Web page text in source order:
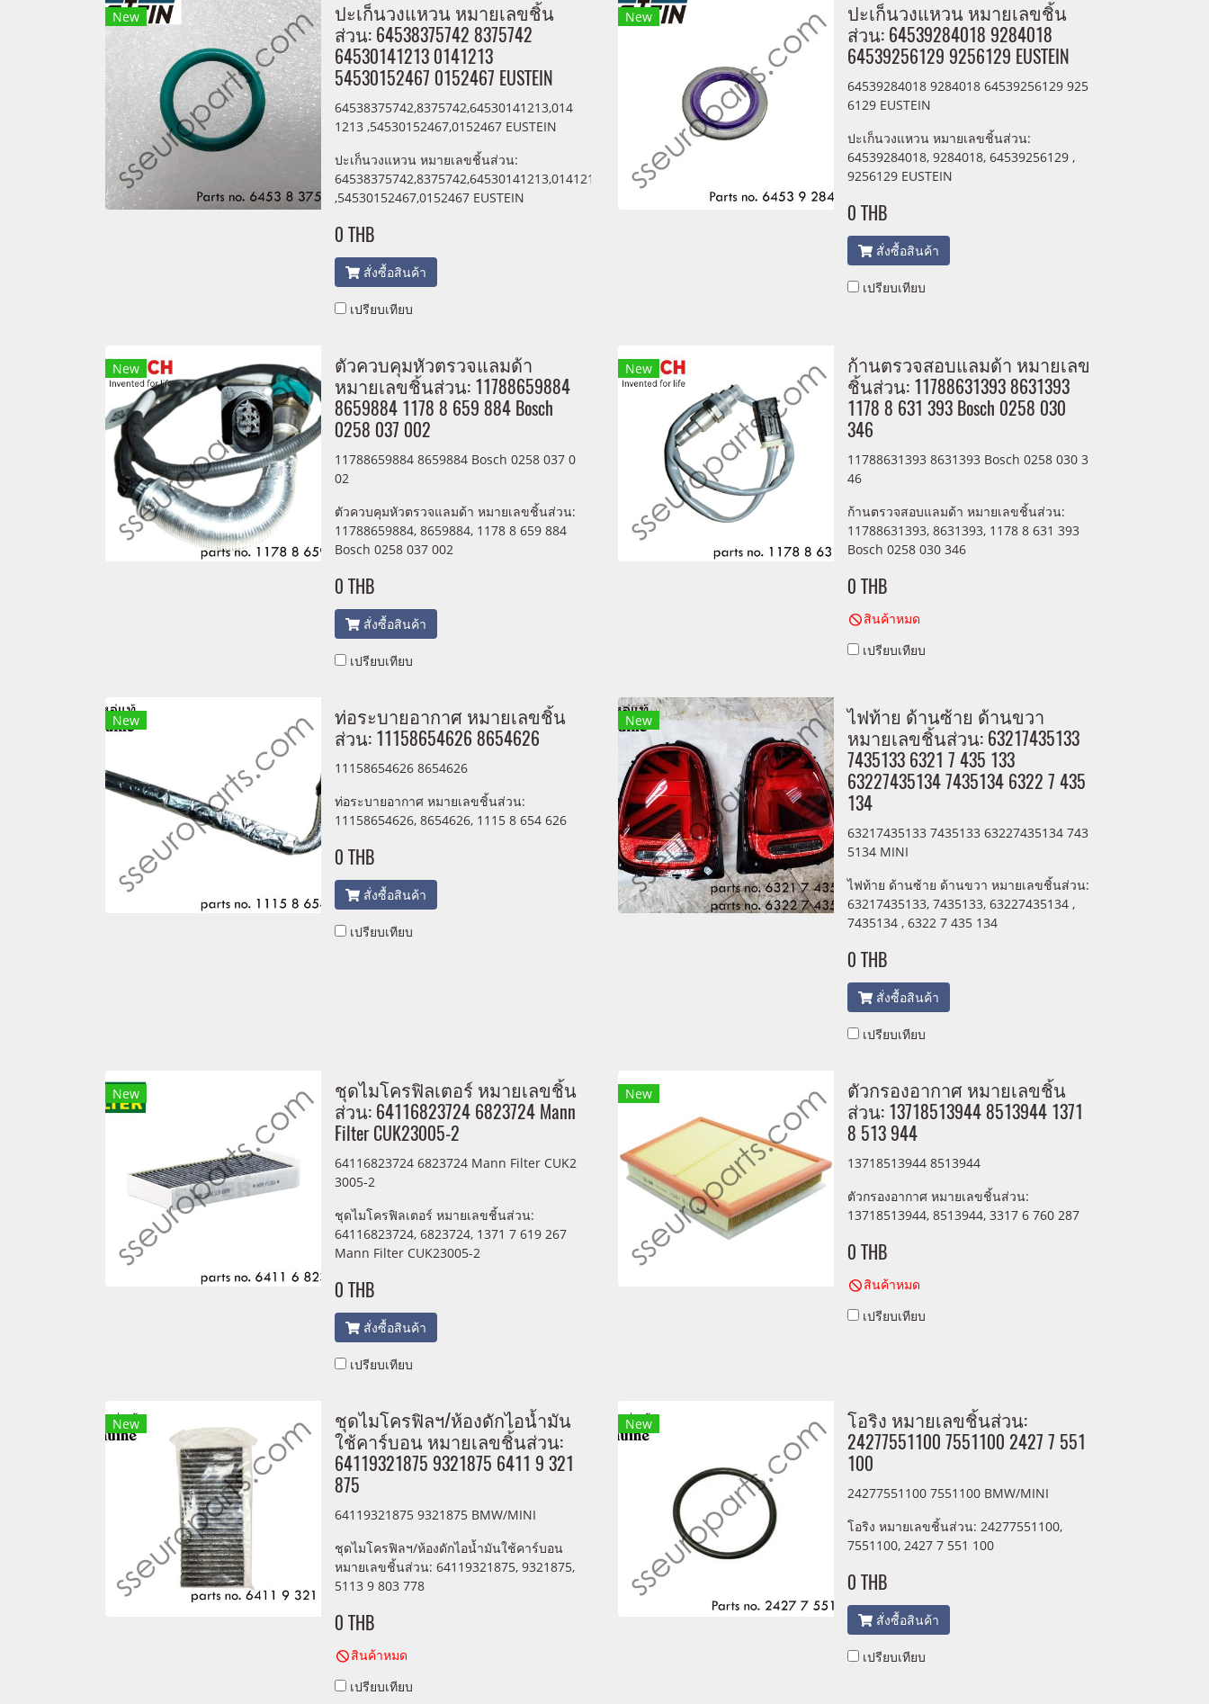
New
ปะเก็นวงแหวน หมายเลขชิ้น
ส่วน: 64538375742 8375742
64530141213 0141213
54530152467 0152467 EUSTEIN
64538375742,8375742,64530141213,014
1213 ,54530152467,0152467 EUSTEIN
ปะเก็นวงแหวน หมายเลขชิ้นส่วน:
64538375742,8375742,64530141213,0141213
,54530152467,0152467 EUSTEIN
0 THB
สั่งซื้อสินค้า
เปรียบเทียบ
New
ปะเก็นวงแหวน หมายเลขชิ้น
ส่วน: 64539284018 9284018
64539256129 9256129 EUSTEIN
64539284018 9284018 64539256129 925
6129 EUSTEIN
ปะเก็นวงแหวน หมายเลขชิ้นส่วน:
64539284018, 9284018, 64539256129 ,
9256129 EUSTEIN
0 THB
สั่งซื้อสินค้า
เปรียบเทียบ
New
ตัวควบคุมหัวตรวจแลมด้า
หมายเลขชิ้นส่วน: 11788659884
8659884 1178 8 659 884 Bosch
0258 037 002
11788659884 8659884 Bosch 0258 037 0
02
ตัวควบคุมหัวตรวจแลมด้า หมายเลขชิ้นส่วน:
11788659884, 8659884, 1178 8 659 884
Bosch 0258 037 002
0 THB
สั่งซื้อสินค้า
เปรียบเทียบ
New
ก้านตรวจสอบแลมด้า หมายเลข
ชิ้นส่วน: 11788631393 8631393
1178 8 631 393 Bosch 0258 030
346
11788631393 8631393 Bosch 0258 030 3
46
ก้านตรวจสอบแลมด้า หมายเลขชิ้นส่วน:
11788631393, 8631393, 1178 8 631 393
Bosch 0258 030 346
0 THB
สินค้าหมด
เปรียบเทียบ
New
ท่อระบายอากาศ หมายเลขชิ้น
ส่วน: 11158654626 8654626
11158654626 8654626
ท่อระบายอากาศ หมายเลขชิ้นส่วน:
11158654626, 8654626, 1115 8 654 626
0 THB
สั่งซื้อสินค้า
เปรียบเทียบ
New
ไฟท้าย ด้านซ้าย ด้านขวา
หมายเลขชิ้นส่วน: 63217435133
7435133 6321 7 435 133
63227435134 7435134 6322 7 435
134
63217435133 7435133 63227435134 743
5134 MINI
ไฟท้าย ด้านซ้าย ด้านขวา หมายเลขชิ้นส่วน:
63217435133, 7435133, 63227435134 ,
7435134 , 6322 7 435 134
0 THB
สั่งซื้อสินค้า
เปรียบเทียบ
New
ชุดไมโครฟิลเตอร์ หมายเลขชิ้น
ส่วน: 64116823724 6823724 Mann
Filter CUK23005-2
64116823724 6823724 Mann Filter CUK2
3005-2
ชุดไมโครฟิลเตอร์ หมายเลขชิ้นส่วน:
64116823724, 6823724, 1371 7 619 267
Mann Filter CUK23005-2
0 THB
สั่งซื้อสินค้า
เปรียบเทียบ
New
ตัวกรองอากาศ หมายเลขชิ้น
ส่วน: 13718513944 8513944 1371
8 513 944
13718513944 8513944
ตัวกรองอากาศ หมายเลขชิ้นส่วน:
13718513944, 8513944, 3317 6 760 287
0 THB
สินค้าหมด
เปรียบเทียบ
New
ชุดไมโครฟิลฯ/ห้องดักไอน้ำมัน
ใช้คาร์บอน หมายเลขชิ้นส่วน:
64119321875 9321875 6411 9 321
875
64119321875 9321875 BMW/MINI
ชุดไมโครฟิลฯ/ห้องดักไอน้ำมันใช้คาร์บอน
หมายเลขชิ้นส่วน: 64119321875, 9321875,
5113 9 803 778
0 THB
สินค้าหมด
เปรียบเทียบ
New
โอริง หมายเลขชิ้นส่วน:
24277551100 7551100 2427 7 551
100
24277551100 7551100 BMW/MINI
โอริง หมายเลขชิ้นส่วน: 24277551100,
7551100, 2427 7 551 100
0 THB
สั่งซื้อสินค้า
เปรียบเทียบ